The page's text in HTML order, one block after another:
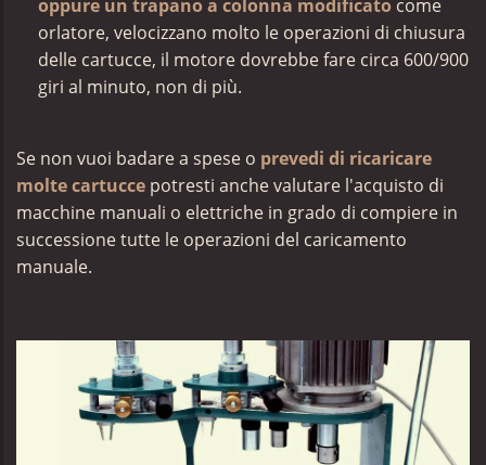
oppure un trapano a colonna modificato come
orlatore, velocizzano molto le operazioni di chiusura
delle cartucce, il motore dovrebbe fare circa 600/900
giri al minuto, non di più.
Se non vuoi badare a spese o prevedi di ricaricare
molte cartucce potresti anche valutare l'acquisto di
macchine manuali o elettriche in grado di compiere in
successione tutte le operazioni del caricamento
manuale.